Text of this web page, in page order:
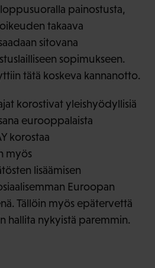
painostusta,
takaava
sitovana
sopimukseen.
tätä koskeva kannanotto.
korostivat yleishyödyllisiä
eurooppalaista
korostaa
myös
lisäämisen
Euroopan
Tällöin myös epätervettä
hallita nykyistä paremmin.